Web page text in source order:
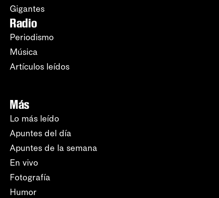
Gigantes
Radio
Periodismo
Música
Artículos leídos
Más
Lo más leído
Apuntes del día
Apuntes de la semana
En vivo
Fotografía
Humor